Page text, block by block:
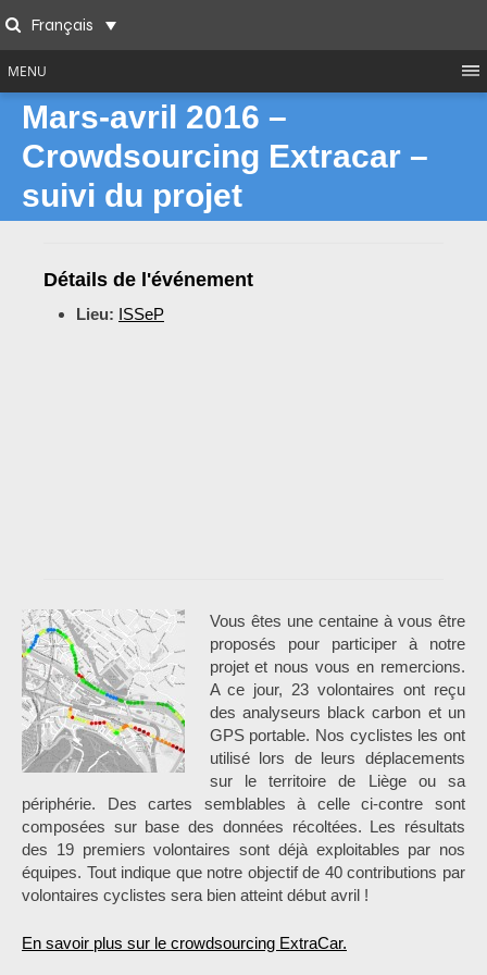
to
content
SearchFrançais
MENU
Mars-avril 2016 –
Crowdsourcing Extracar –
suivi du projet
Détails de l'événement
Lieu: ISSeP
Vous êtes une centaine à vous être
proposés pour participer à notre
projet et nous vous en remercions.
A ce jour, 23 volontaires ont reçu
des analyseurs black carbon et un
GPS portable. Nos cyclistes les ont
utilisé lors de leurs déplacements
sur le territoire de Liège ou sa
périphérie. Des cartes semblables à celle ci-contre sont
composées sur base des données récoltées. Les résultats
des 19 premiers volontaires sont déjà exploitables par nos
équipes. Tout indique que notre objectif de 40 contributions par
volontaires cyclistes sera bien atteint début avril !
En savoir plus sur le crowdsourcing ExtraCar.